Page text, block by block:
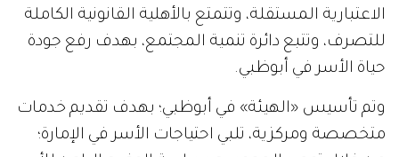
الاعتبارية المستقلة، وتتمتع بالأهلية القانونية الكاملة
للتصرف، وتتبع دائرة تنمية المجتمع، بهدف رفع جودة
حياة الأسر في أبوظبي.
وتم تأسيس «الهيئة» في أبوظبي؛ بهدف تقديم خدمات
متخصصة ومركزية، تلبي احتياجات الأسر في الإمارة؛